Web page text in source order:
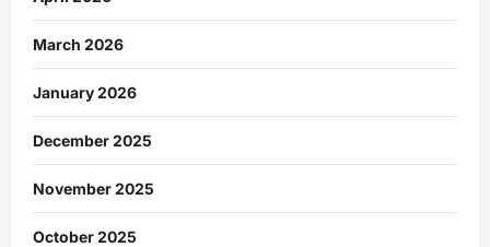
March 2026
January 2026
December 2025
November 2025
October 2025